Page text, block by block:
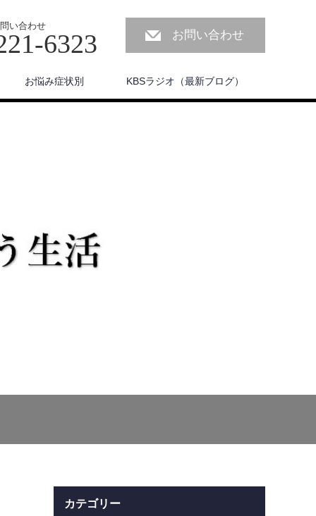
い合わせ
6323 お問い合わせ
お悩み症状別 KBSラジオ（最新ブログ）
カテゴリー